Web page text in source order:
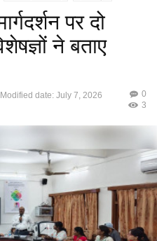
स्वास्थ्य (Health)
पर दो
ने बताए
Modified date: July 7, 2026
0
3